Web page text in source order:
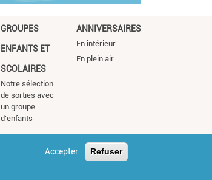
GROUPES
ENFANTS ET
SCOLAIRES
Notre sélection
de sorties avec
un groupe
d'enfants
ANNIVERSAIRES
En intérieur
En plein air
Accepter Refuser